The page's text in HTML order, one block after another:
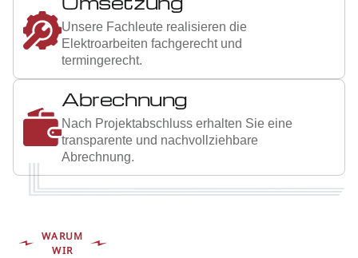
Unsere Fachleute realisieren die
Elektroarbeiten fachgerecht und
termingerecht.
Abrechnung
Nach Projektabschluss erhalten Sie eine
transparente und nachvollziehbare
Abrechnung.
WARUM
WIR